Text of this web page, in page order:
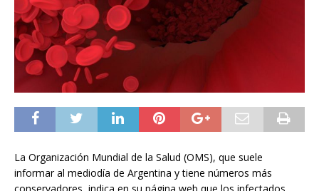
La Organización Mundial de la Salud (OMS), que suele
informar al mediodía de Argentina y tiene números más
conservadores, indica en su página web que los infectados